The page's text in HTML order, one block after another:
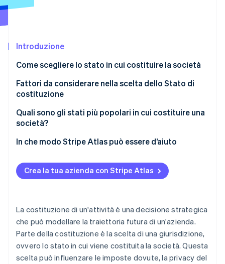
Scopri cosa ti aspetta
Atlas
Climate
Rimozione del carbonio
Identity
Stripe Sessions 2026
Scopri come Stripe sta costruendo l'infrastruttura
Guarda ora
Introduzione
Come scegliere lo stato in cui costituire la società
Fattori da considerare nella scelta dello Stato di
costituzione
Quali sono gli stati più popolari in cui costituire una
società?
Delaware
Nevada
Wyoming
In che modo Stripe Atlas può essere d’aiuto
Come presentare una richiesta di costituzione su
Atlas
Acquistare azioni in qualità di fondatori senza
utilizzo di contanti
Presentare automaticamente la richiesta per
l’opzione 83(b)
Crea la tua azienda con Stripe Atlas
La costituzione di un'attività è una decisione strategica
che può modellare la traiettoria futura di un'azienda.
Parte della costituzione è la scelta di una giurisdizione,
ovvero lo stato in cui viene costituita la società. Questa
scelta può influenzare le imposte dovute, la privacy del